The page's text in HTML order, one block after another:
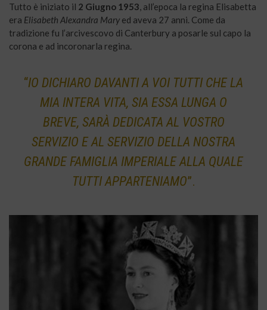
Tutto è iniziato il 2 Giugno 1953, all’epoca la regina Elisabetta
era Elisabeth Alexandra Mary ed aveva 27 anni. Come da
tradizione fu l’arcivescovo di Canterbury a posarle sul capo la
corona e ad incoronarla regina.
“IO DICHIARO DAVANTI A VOI TUTTI CHE LA
MIA INTERA VITA, SIA ESSA LUNGA O
BREVE, SARÀ DEDICATA AL VOSTRO
SERVIZIO E AL SERVIZIO DELLA NOSTRA
GRANDE FAMIGLIA IMPERIALE ALLA QUALE
TUTTI APPARTENIAMO”.